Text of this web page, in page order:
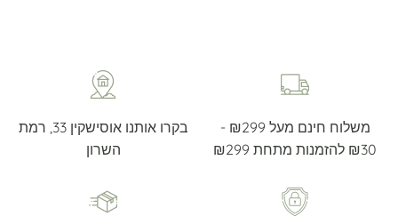
בקרו אותנו אוסישקין 33, רמת
השרון
משלוח חינם מעל ₪299 -
₪30 להזמנות מתחת ₪299